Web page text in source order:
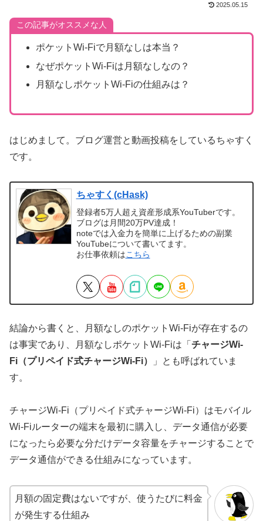
2025.05.15
この記事がオススメな人
ポケットWi-Fiで月額なしは本当？
なぜポケットWi-Fiは月額なしなの？
月額なしポケットWi-Fiの仕組みは？
はじめまして。ブログ運営と動画投稿をしているちゃすく
です。
ちゃすく(cHask)
登録者5万人超え資産形成系YouTuberです。
ブログは月間20万PV達成！
noteでは入金力を簡単に上げるための副業
YouTubeについて書いてます。
お仕事依頼はこちら
結論から書くと、月額なしのポケットWi-Fiが存在するの
は事実であり、月額なしポケットWi-Fiは「 チャージWi-
Fi（プリペイド式チャージWi-Fi）
」とも呼ばれていま
す。
チャージWi-Fi（プリペイド式チャージWi-Fi）はモバイル
Wi-Fiルーターの端末を最初に購入し、データ通信が必要
になったら必要な分だけデータ容量をチャージすることで
データ通信ができる仕組みになっています。
月額の固定費はないですが、使うたびに料金
が発生する仕組み